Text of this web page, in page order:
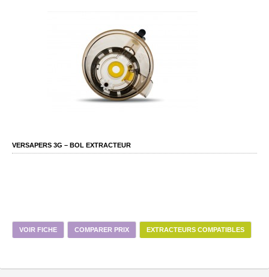
VERSAPERS 3G – BOL EXTRACTEUR
VOIR FICHE COMPARER PRIX EXTRACTEURS COMPATIBLES